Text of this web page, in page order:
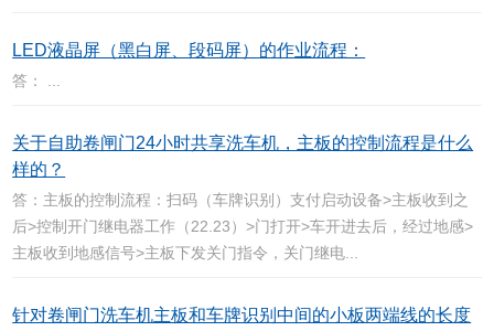
LED液晶屏（黑白屏、段码屏）的作业流程：
答： ...
关于自助卷闸门24小时共享洗车机，主板的控制流程是什么
样的？
答：主板的控制流程：扫码（车牌识别）支付启动设备>主板收到之
后>控制开门继电器工作（22.23）>门打开>车开进去后，经过地感>
主板收到地感信号>主板下发关门指令，关门继电...
针对卷闸门洗车机主板和车牌识别中间的小板两端线的长度